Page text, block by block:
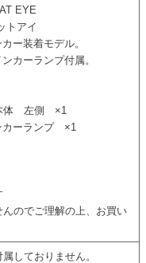
EYE
トアイ
ー装着モデル。
カーランプ付属。
体 左側 ×1
カーランプ ×1
のでご理解の上、お買い
しておりません。